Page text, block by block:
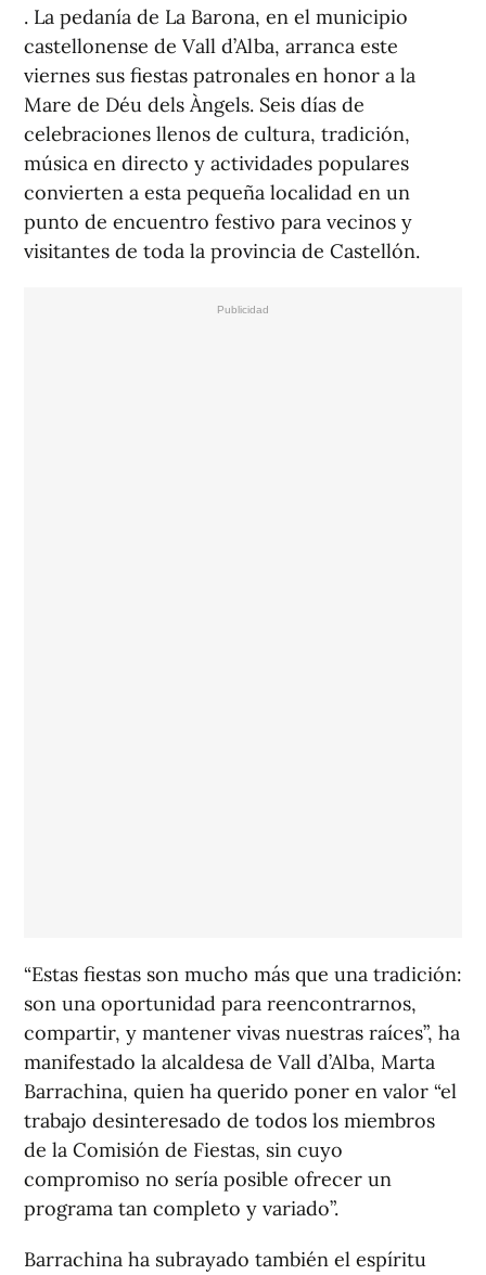
. La pedanía de La Barona, en el municipio
castellonense de Vall d’Alba, arranca este
viernes sus fiestas patronales en honor a la
Mare de Déu dels Àngels. Seis días de
celebraciones llenos de cultura, tradición,
música en directo y actividades populares
convierten a esta pequeña localidad en un
punto de encuentro festivo para vecinos y
visitantes de toda la provincia de Castellón.
“Estas fiestas son mucho más que una tradición:
son una oportunidad para reencontrarnos,
compartir, y mantener vivas nuestras raíces”, ha
manifestado la alcaldesa de Vall d’Alba, Marta
Barrachina, quien ha querido poner en valor “el
trabajo desinteresado de todos los miembros
de la Comisión de Fiestas, sin cuyo
compromiso no sería posible ofrecer un
programa tan completo y variado”.
Barrachina ha subrayado también el espíritu